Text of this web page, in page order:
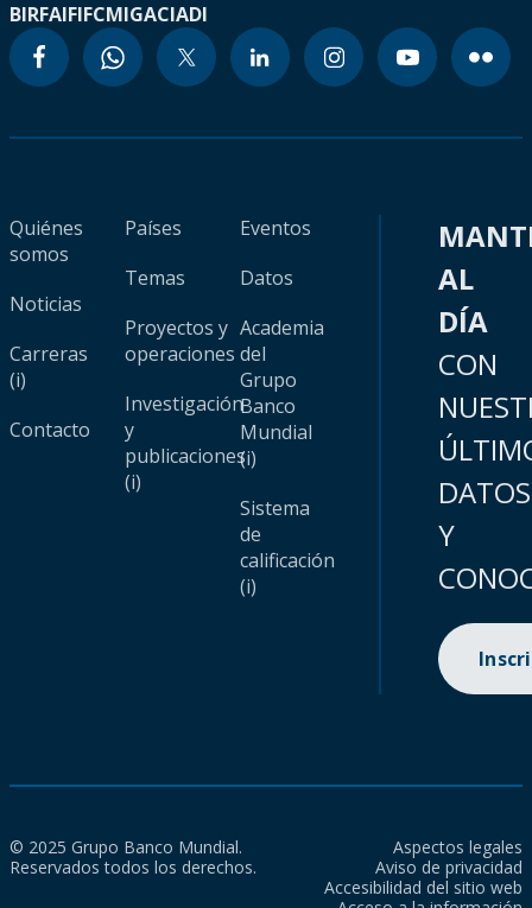
BIRFAIFIFCMIGACIADI
Quiénes
somos
Noticias
Carreras
(i)
Contacto
Países
Temas
Proyectos y
operaciones
Investigación
y
publicaciones
(i)
Eventos
Datos
Academia
del
Grupo
Banco
Mundial
(i)
Sistema
de
calificación
(i)
AL
DÍA
CON
DATOS
Y
© 2025 Grupo Banco Mundial.
Reservados todos los derechos.
Aspectos legales
Aviso de privacidad
Accesibilidad del sitio web